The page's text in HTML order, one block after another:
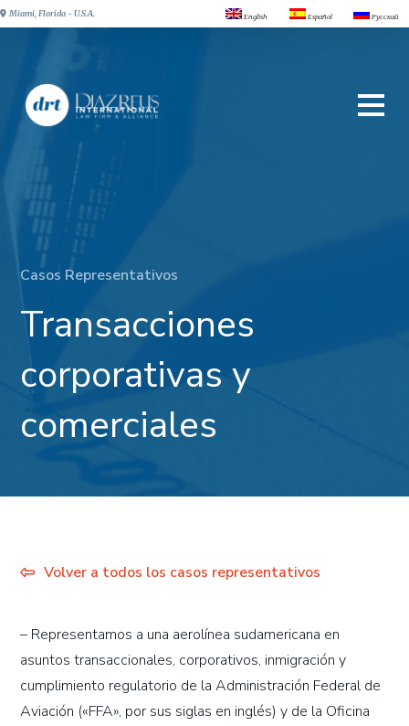
Miami, Florida - U.S.A. English Español Русский
Casos Representativos
Transacciones
corporativas y
comerciales
Volver a todos los casos representativos
– Representamos a una aerolínea sudamericana en
asuntos transaccionales, corporativos, inmigración y
cumplimiento regulatorio de la Administración Federal de
Aviación («FFA», por sus siglas en inglés) y de la Oficina